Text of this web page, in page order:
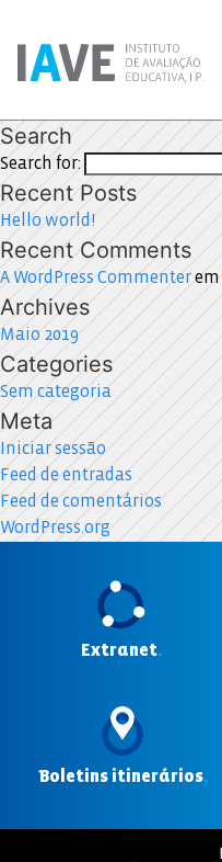
Search
Search for:
Recent Posts
Hello world!
Recent Comments
A WordPress Commenterem
Archives
Maio 2019
Categories
Sem categoria
Meta
Iniciar sessão
Feed de entradas
Feed de comentários
WordPress.org
Extranet.
Boletins itinerários.